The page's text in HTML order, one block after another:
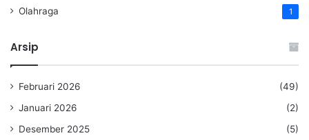
Olahraga 1
Arsip
Februari 2026
(49)
Januari 2026
(2)
Desember 2025
(5)